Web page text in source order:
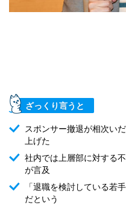
ざっくり言うと
スポンサー撤退が相次いだ
上げた
社内では上層部に対する
が言及
「退職を検討している若
だという